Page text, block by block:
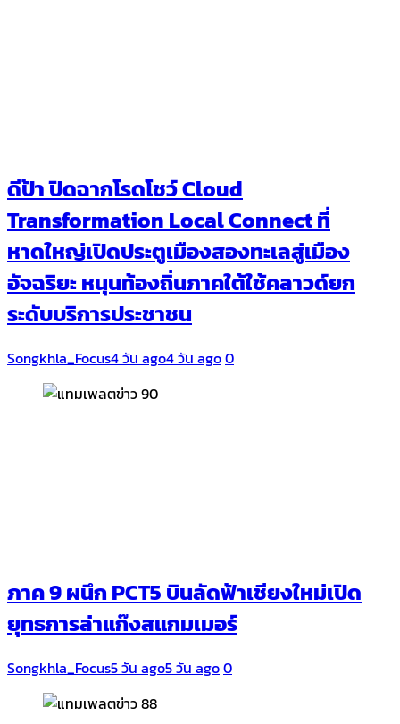
ดีป้า ปิดฉากโรดโชว์ Cloud
Transformation Local Connect ที่
หาดใหญ่เปิดประตูเมืองสองทะเลสู่เมือง
อัจฉริยะ หนุนท้องถิ่นภาคใต้ใช้คลาวด์ยก
ระดับบริการประชาชน
Songkhla_Focus4 วัน ago4 วัน ago0
ภาค 9 ผนึก PCT5 บินลัดฟ้าเชียงใหม่เปิด
ยุทธการล่าแก๊งสแกมเมอร์
Songkhla_Focus5 วัน ago5 วัน ago0